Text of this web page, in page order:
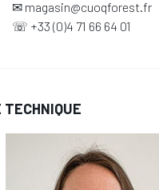
✉ magasin@cuoqforest.fr
☏ +33 (0)4 71 66 64 01
TECHNIQUE